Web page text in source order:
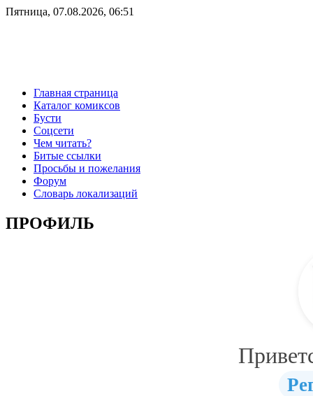
Пятница, 07.08.2026, 06:51
Главная страница
Каталог комиксов
Бусти
Соцсети
Чем читать?
Битые ссылки
Просьбы и пожелания
Форум
Словарь локализаций
ПРОФИЛЬ